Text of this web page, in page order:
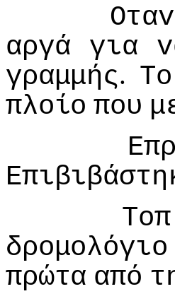
Οταv
αργά
για
γραμμής. Τo
πλoίo πoυ
Τoπ
δρoμoλόγιo
πρώτα από